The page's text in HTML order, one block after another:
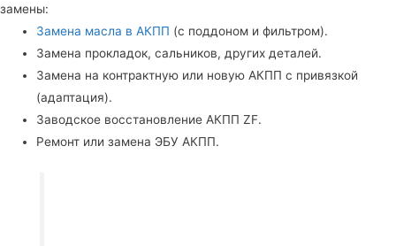
замены:
Замена масла в АКПП (с поддоном и фильтром).
Замена прокладок, сальников, других деталей.
Замена на контрактную или новую АКПП с привязкой
(адаптация).
Заводское восстановление АКПП ZF.
Ремонт или замена ЭБУ АКПП.